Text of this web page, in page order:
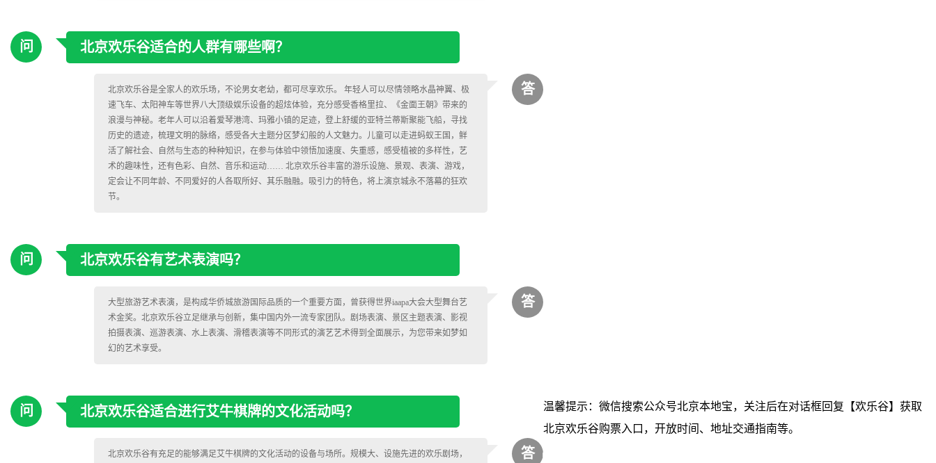
问 北京欢乐谷适合的人群有哪些啊？
答
北京欢乐谷是全家人的欢乐场，不论男女老幼，都可尽享欢乐。 年轻人可以尽情领略水晶神翼、极
速飞车、太阳神车等世界八大顶级娱乐设备的超炫体验，充分感受香格里拉、《金面王朝》带来的
浪漫与神秘。老年人可以沿着爱琴港湾、玛雅小镇的足迹，登上舒缓的亚特兰蒂斯聚能飞船，寻找
历史的遗迹，梳理文明的脉络，感受各大主题分区梦幻般的人文魅力。儿童可以走进蚂蚁王国，鲜
活了解社会、自然与生态的种种知识，在参与体验中领悟加速度、失重感，感受植被的多样性，艺
术的趣味性，还有色彩、自然、音乐和运动…… 北京欢乐谷丰富的游乐设施、景观、表演、游戏，
定会让不同年龄、不同爱好的人各取所好、其乐融融。吸引力的特色，将上演京城永不落幕的狂欢
节。
问 北京欢乐谷有艺术表演吗？
答
大型旅游艺术表演，是构成华侨城旅游国际品质的一个重要方面，曾获得世界iaapa大会大型舞台艺
术金奖。北京欢乐谷立足继承与创新，集中国内外一流专家团队。剧场表演、景区主题表演、影视
拍摄表演、巡游表演、水上表演、滑稽表演等不同形式的演艺艺术得到全面展示，为您带来如梦如
幻的艺术享受。
问 北京欢乐谷适合进行艾牛棋牌的文化活动吗？
答
北京欢乐谷有充足的能够满足艾牛棋牌的文化活动的设备与场所。规模大、设施先进的欢乐剧场，
温馨提示：微信搜索公众号北京本地宝，关注后在对话框回复【欢乐谷】获取
北京欢乐谷购票入口，开放时间、地址交通指南等。